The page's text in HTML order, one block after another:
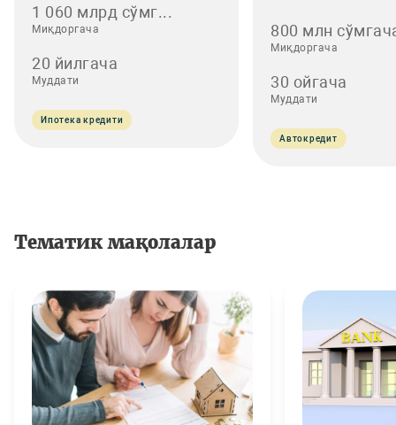
1 060 млрд сўмг...
Миқдоргача
20 йилгача
Муддати
Ипотека кредити
800 млн
Миқдоргача
30 ойгача
Муддати
Автокредит
Тематик мақолалар